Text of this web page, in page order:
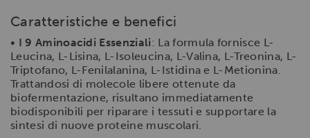
Caratteristiche e benefici
• I 9 Aminoacidi Essenziali: La formula fornisce L-
Leucina, L-Lisina, L-Isoleucina, L-Valina, L-Treonina, L-
Triptofano, L-Fenilalanina, L-Istidina e L-Metionina.
Trattandosi di molecole libere ottenute da
biofermentazione, risultano immediatamente
biodisponibili per riparare i tessuti e supportare la
sintesi di nuove proteine muscolari.